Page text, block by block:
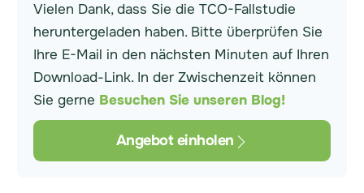
Vielen Dank, dass Sie die TCO-Fallstudie
heruntergeladen haben. Bitte überprüfen Sie
Ihre E-Mail in den nächsten Minuten auf Ihren
Download-Link. In der Zwischenzeit können
Sie gerne Besuchen Sie unseren Blog!
Angebot einholen